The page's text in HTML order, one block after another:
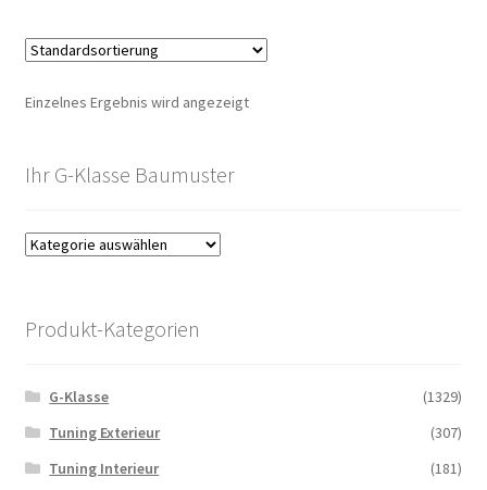
Einzelnes Ergebnis wird angezeigt
Ihr G-Klasse Baumuster
Produkt-Kategorien
G-Klasse
(1329)
Tuning Exterieur
(307)
Tuning Interieur
(181)